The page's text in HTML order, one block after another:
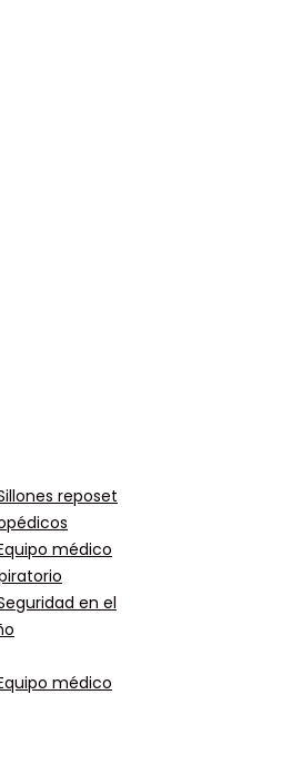
reposet
médico
en el
médico